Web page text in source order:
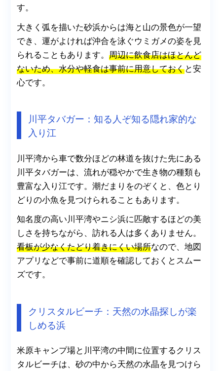
す。
大きく弧を描いた砂浜からは海と山の景色が一望
でき、運がよければ沖合を泳ぐウミガメの姿を見
られることもあります。周辺に飲食店はほとんど
ないため、水分や軽食は事前に用意しておくと安
心です。
川平タバガー：知る人ぞ知る隠れ家的な
入り江
川平湾から車で数分ほどの林道を抜けた先にある
川平タバガーは、流れが穏やかで生き物の種類も
豊富な入り江です。潮だまりをのぞくと、色とり
どりの小魚を見つけられることもあります。
知名度の高い川平湾やニシ浜に匹敵するほどの美
しさを持ちながら、訪れる人は多くありません。
看板が少なくたどり着きにくい場所なので、地図
アプリなどで事前に道順を確認しておくとスムー
ズです。
クリスタルビーチ：天然の水晶探しが楽
しめる浜
米原キャンプ場と川平湾の中間に位置するクリス
タルビーチは、砂の中から天然の水晶を見つけら